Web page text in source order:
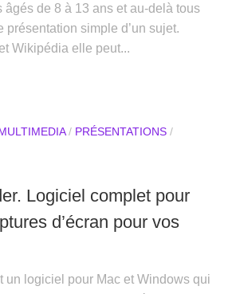
âgés de 8 à 13 ans et au-delà tous
présentation simple d’un sujet.
Wikipédia elle peut...
/ PRÉSENTATIONS /
Logiciel complet pour
d’écran pour vos
un logiciel pour Mac et Windows qui